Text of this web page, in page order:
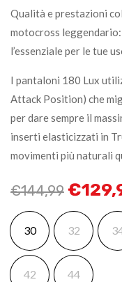
Qualità e prestazioni
motocross
l’essenziale per le tue
I pantaloni 180 Lux
Attack Position) che
per dare sempre il
inserti elasticizzati in
movimenti più naturali
€144,99 €
30 32
42 44